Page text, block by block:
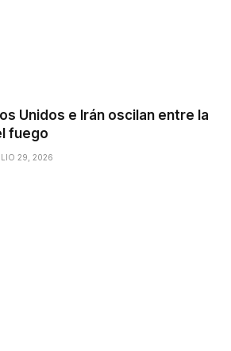
Unidos e Irán oscilan entre la
fuego
29, 2026